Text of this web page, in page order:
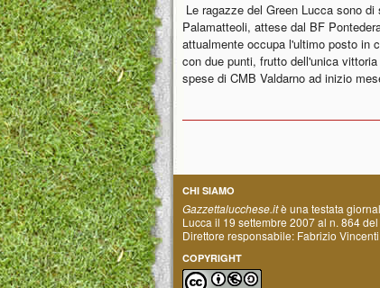
Le ragazze del Green Lucca sono di
Palamatteoli, attese dal BF
attualmente occupa l'ultimo posto in
con due punti, frutto dell'unica
spese di CMB Valdarno ad inizio
CHI SIAMO
Gazzettalucchese.itè una testata
Lucca il 19 settembre 2007 al n. 864
Direttore responsabile: Fabrizio Vincenti.
COPYRIGHT